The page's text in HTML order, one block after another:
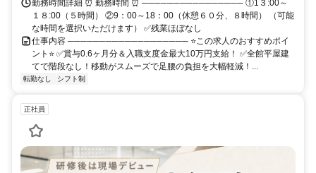
勤務時間詳細 ⏰ 勤務時間 ⏰ ──────────────── ①1３:00～
１８:00（５時間） ②9：00～18：00（休憩６０分、８時間） （可能
な時間を選択いただけます） ✅残業ほぼなし
仕事内容 ─────────────────── ⭐この求人のおすすめポイ
ント⭐ ✅賞与0.6ヶ月分＆入職支度金最大10万円支給！ ✅全館平屋建
てで階段なし！移動がスムーズで足腰の負担を大幅軽減！...
転勤なし シフト制
正社員